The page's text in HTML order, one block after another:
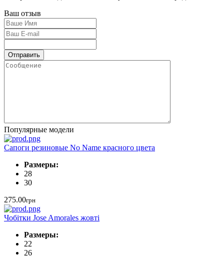
Ваш отзыв
Популярные модели
Сапоги резиновые No Name красного цвета
Размеры:
28
30
275.00грн
Чобітки Jose Amorales жовті
Размеры:
22
26